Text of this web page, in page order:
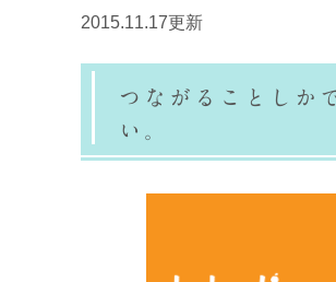
2015.11.17更新
つながることしか
い。